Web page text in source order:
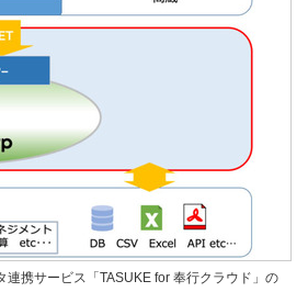
携サービス「TASUKE for 奉行クラウド」の